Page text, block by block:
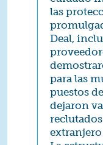
las
Deal,
para las
puestos
dejaron
extranjero